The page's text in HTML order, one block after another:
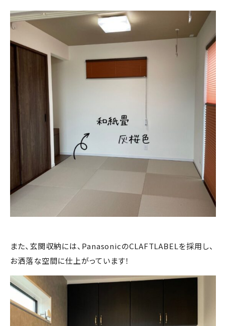
また、玄関収納には、PanasonicのCLAFTLABELを採用し、
お洒落な空間に仕上がっています！